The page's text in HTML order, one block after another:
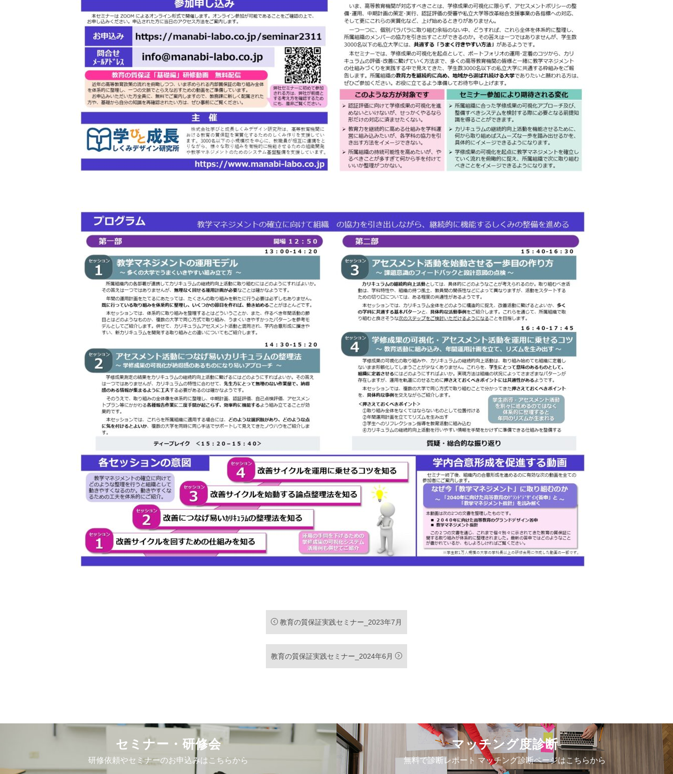
教育の質保証実践セミナー_2023年7月
教育の質保証実践セミナー_2024年6月
セミナー・研修会
研修依頼やセミナーのお申込みはこちらから
マッチング度診断
無料で診断レポート マッチング診断ページはこちらから